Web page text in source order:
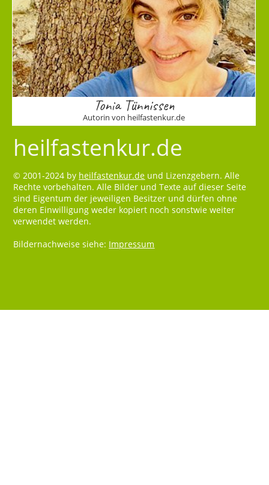
Tonia Tünnissen
Autorin von heilfastenkur.de
heilfastenkur.de
© 2001-2024 by heilfastenkur.de und Lizenzgebern. Alle
Rechte vorbehalten. Alle Bilder und Texte auf dieser Seite
sind Eigentum der jeweiligen Besitzer und dürfen ohne
deren Einwilligung weder kopiert noch sonstwie weiter
verwendet werden.
Bildernachweise siehe: Impressum